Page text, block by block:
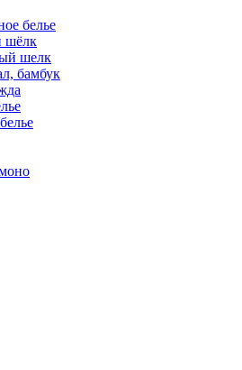
белье
шёлк
шелк
бамбук